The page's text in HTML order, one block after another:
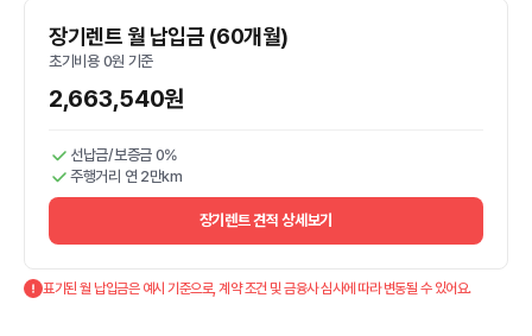
장기렌트 월 납입금 (60개월)
초기비용 0원 기준
2,663,540원
선납금/보증금 0%
주행거리 연 2만km
장기렌트 견적 상세보기
표기된 월 납입금은 예시 기준으로, 계약 조건 및 금융사 심사에 따라 변동될 수 있어요.